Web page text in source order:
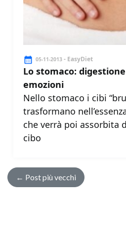
05-11-2013 - EasyDiet
Lo stomaco:
emozioni
Nello stomaco i cibi
trasformano
che verrà poi assorbita
cibo
← Post più vecchi